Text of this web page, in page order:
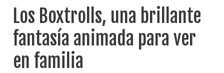
Los Boxtrolls, una brillante
fantasía animada para ver
en familia